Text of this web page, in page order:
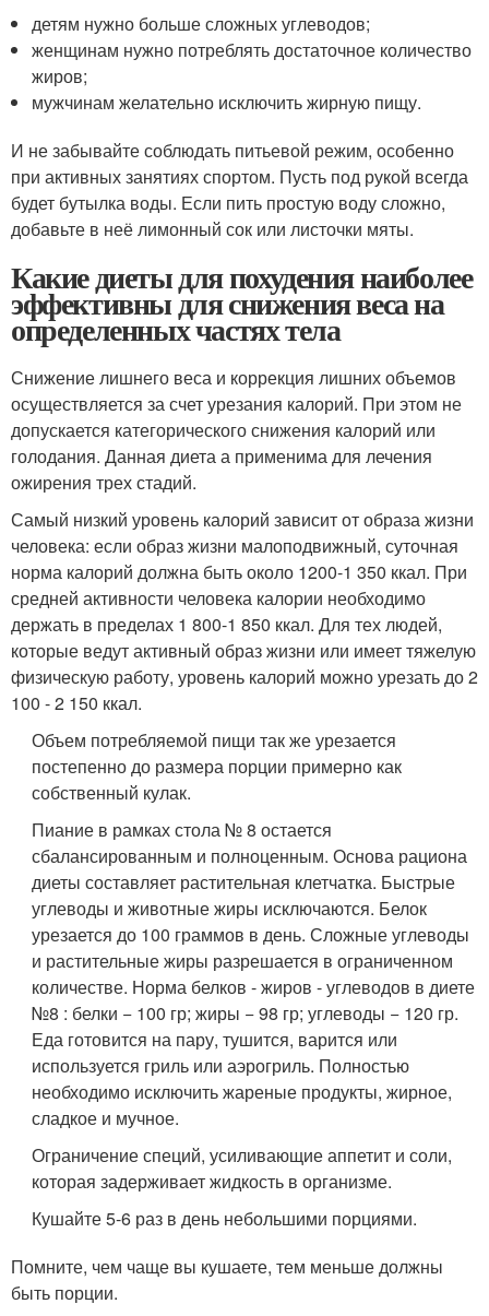
детям нужно больше сложных углеводов;
женщинам нужно потреблять достаточное количество
жиров;
мужчинам желательно исключить жирную пищу.
И не забывайте соблюдать питьевой режим, особенно
при активных занятиях спортом. Пусть под рукой всегда
будет бутылка воды. Если пить простую воду сложно,
добавьте в неё лимонный сок или листочки мяты.
Какие диеты для похудения наиболее
эффективны для снижения веса на
определенных частях тела
Снижение лишнего веса и коррекция лишних объемов
осуществляется за счет урезания калорий. При этом не
допускается категорического снижения калорий или
голодания. Данная диета а применима для лечения
ожирения трех стадий.
Самый низкий уровень калорий зависит от образа жизни
человека: если образ жизни малоподвижный, суточная
норма калорий должна быть около 1200-1 350 ккал. При
средней активности человека калории необходимо
держать в пределах 1 800-1 850 ккал. Для тех людей,
которые ведут активный образ жизни или имеет тяжелую
физическую работу, уровень калорий можно урезать до 2
100 - 2 150 ккал.
Объем потребляемой пищи так же урезается
постепенно до размера порции примерно как
собственный кулак.
Пиание в рамках стола № 8 остается
сбалансированным и полноценным. Основа рациона
диеты составляет растительная клетчатка. Быстрые
углеводы и животные жиры исключаются. Белок
урезается до 100 граммов в день. Сложные углеводы
и растительные жиры разрешается в ограниченном
количестве. Норма белков - жиров - углеводов в диете
№8 : белки − 100 гр; жиры − 98 гр; углеводы − 120 гр.
Еда готовится на пару, тушится, варится или
используется гриль или аэрогриль. Полностью
необходимо исключить жареные продукты, жирное,
сладкое и мучное.
Ограничение специй, усиливающие аппетит и соли,
которая задерживает жидкость в организме.
Кушайте 5-6 раз в день небольшими порциями.
Помните, чем чаще вы кушаете, тем меньше должны
быть порции.